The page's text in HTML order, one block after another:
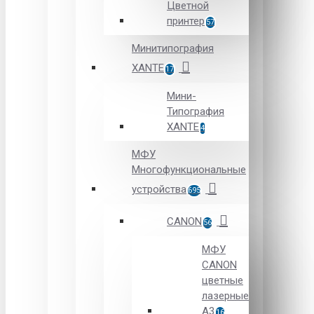
Цветной
принтер 57
Минитипография
XANTE17
Мини-
Типография
XANTE4
МФУ
Многофункциональные
устройства695
CANON 56
МФУ
CANON
цветные
лазерные
А3